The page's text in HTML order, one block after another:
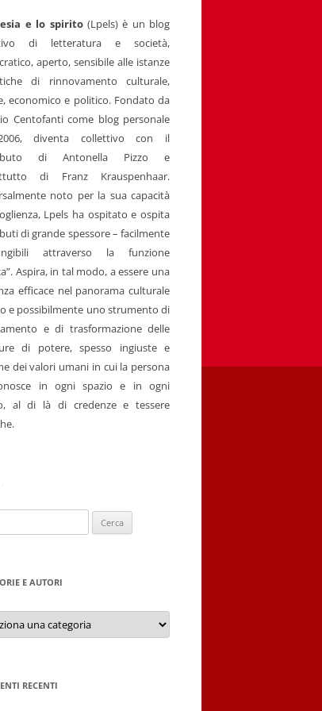
e lo spirito(Lpels) è un blog
di letteratura e società,
aperto, sensibile alle istanze
di rinnovamento culturale,
economico e politico. Fondato da
Centofanti come blog personale
diventa collettivo con il
di Antonella Pizzo e
di Franz Krauspenhaar.
noto per la sua capacità
Lpels ha ospitato e ospita
di grande spessore – facilmente
attraverso la funzione
Aspira, in tal modo, a essere una
efficace nel panorama culturale
e possibilmente uno strumento di
e di trasformazione delle
di potere, spesso ingiuste e
dei valori umani in cui la persona
in ogni spazio e in ogni
al di là di credenze e tessere
E AUTORI
RECENTI